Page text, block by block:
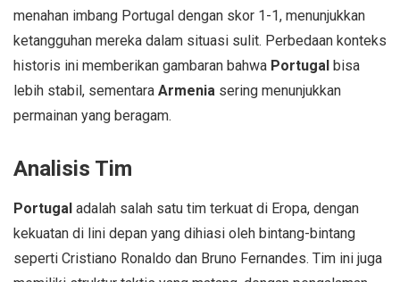
menahan imbang Portugal dengan skor 1-1, menunjukkan
ketangguhan mereka dalam situasi sulit. Perbedaan konteks
historis ini memberikan gambaran bahwa Portugal bisa
lebih stabil, sementara Armenia sering menunjukkan
permainan yang beragam.
Analisis Tim
Portugal adalah salah satu tim terkuat di Eropa, dengan
kekuatan di lini depan yang dihiasi oleh bintang-bintang
seperti Cristiano Ronaldo dan Bruno Fernandes. Tim ini juga